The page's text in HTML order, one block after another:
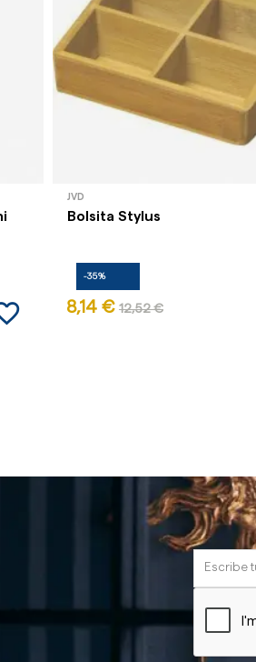
JVD
Bolsita Stylus
-35%
8,14 € 12,52 €